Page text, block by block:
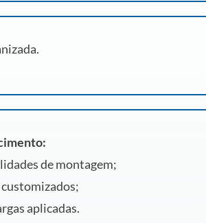
de montagem;
aplicadas.